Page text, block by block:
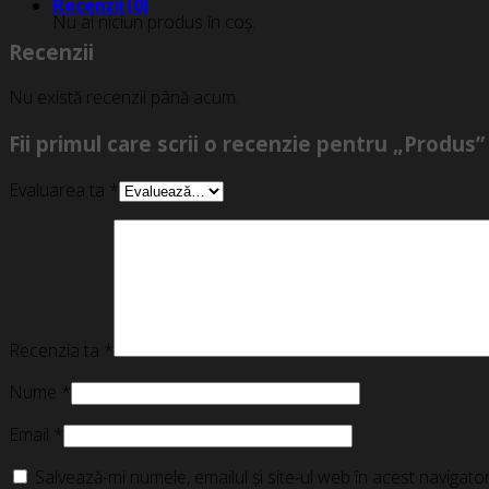
Nu ai niciun produs în coș.
Recenzii (0)
Recenzii
Nu există recenzii până acum.
Fii primul care scrii o recenzie pentru „Produs”
Evaluarea ta *
Recenzia ta *
Nume *
Email *
Salvează-mi numele, emailul și site-ul web în acest